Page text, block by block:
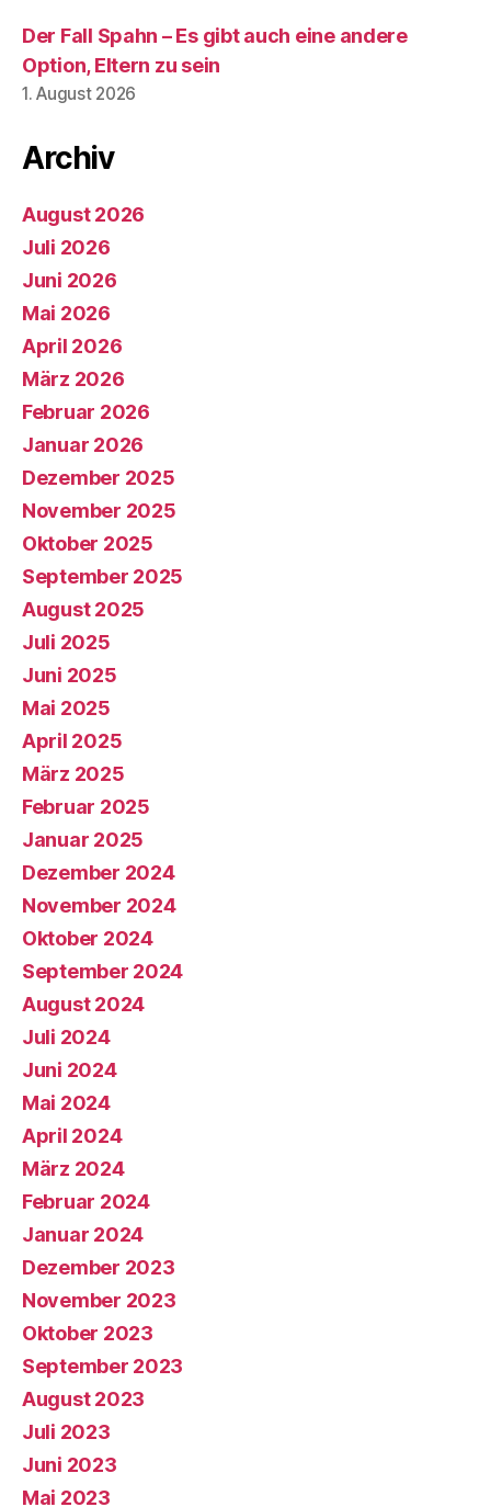
Der Fall Spahn – Es gibt auch eine andere
Option, Eltern zu sein
1. August 2026
Archiv
August 2026
Juli 2026
Juni 2026
Mai 2026
April 2026
März 2026
Februar 2026
Januar 2026
Dezember 2025
November 2025
Oktober 2025
September 2025
August 2025
Juli 2025
Juni 2025
Mai 2025
April 2025
März 2025
Februar 2025
Januar 2025
Dezember 2024
November 2024
Oktober 2024
September 2024
August 2024
Juli 2024
Juni 2024
Mai 2024
April 2024
März 2024
Februar 2024
Januar 2024
Dezember 2023
November 2023
Oktober 2023
September 2023
August 2023
Juli 2023
Juni 2023
Mai 2023